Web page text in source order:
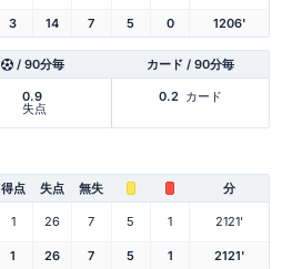
3 14 7 5 0 1206'
/ 90分毎 カード / 90分毎
0.9
失点
0.2 カード
得点 失点 無失 分
1 26 7 5 1 2121'
1 26 7 5 1 2121'